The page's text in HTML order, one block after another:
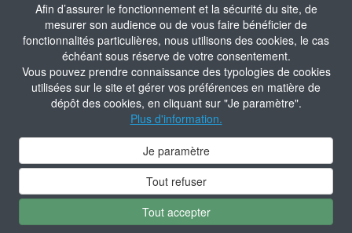
Afin d’assurer le fonctionnement et la sécurité du site, de
mesurer son audience ou de vous faire bénéficier de
fonctionnalités particulières, nous utilisons des cookies, le cas
échéant sous réserve de votre consentement.
Vous pouvez prendre connaissance des typologies de cookies
utilisées sur le site et gérer vos préférences en matière de
dépôt des cookies, en cliquant sur "Je paramètre".
Plus d'information.
Je paramètre
Tout refuser
Tout accepter